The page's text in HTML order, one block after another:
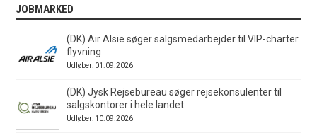
JOBMARKED
(DK) Air Alsie søger salgsmedarbejder til VIP-charter
flyvning
Udløber: 01.09.2026
(DK) Jysk Rejsebureau søger rejsekonsulenter til
salgskontorer i hele landet
Udløber: 10.09.2026